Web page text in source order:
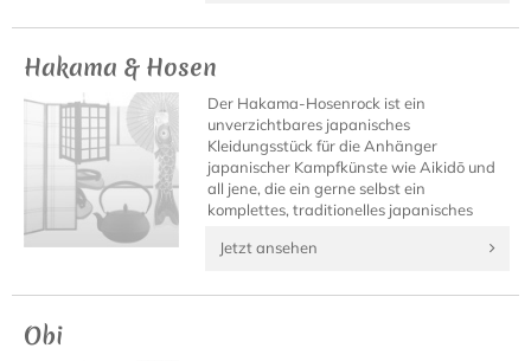
Hakama & Hosen
Der Hakama-Hosenrock ist ein
unverzichtbares japanisches
Kleidungsstück für die Anhänger
japanischer Kampfkünste wie Aikidō und
all jene, die ein gerne selbst ein
komplettes, traditionelles japanisches
Jetzt ansehen
Obi